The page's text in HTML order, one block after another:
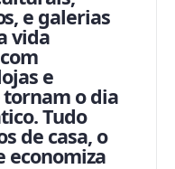
e galerias
vida
e
tornam o dia
Tudo
de casa, o
economiza